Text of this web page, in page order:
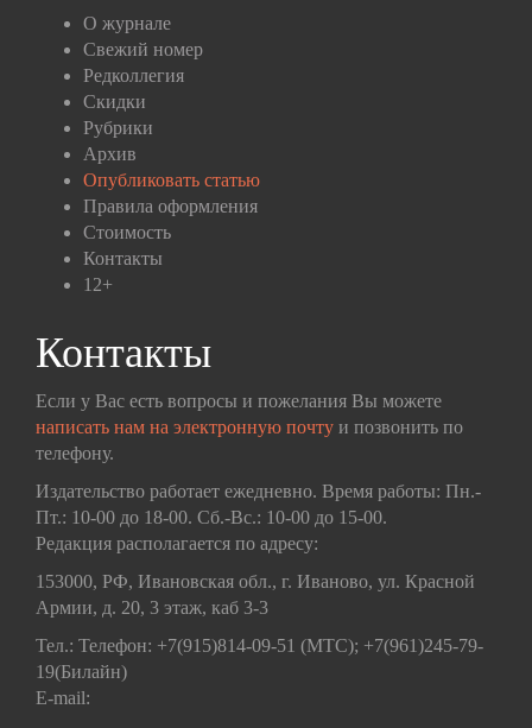
О журнале
Свежий номер
Редколлегия
Скидки
Рубрики
Архив
Опубликовать статью
Правила оформления
Стоимость
Контакты
12+
Контакты
Если у Вас есть вопросы и пожелания Вы можете
написать нам на электронную почту и позвонить по
телефону.
Издательство работает ежедневно. Время работы: Пн.-
Пт.: 10-00 до 18-00. Сб.-Вс.: 10-00 до 15-00.
Редакция располагается по адресу:
153000, РФ, Ивановская обл., г. Иваново, ул. Красной
Армии, д. 20, 3 этаж, каб 3-3
Тел.: Телефон: +7(915)814-09-51 (МТС); +7(961)245-79-
19(Билайн)
E-mail: